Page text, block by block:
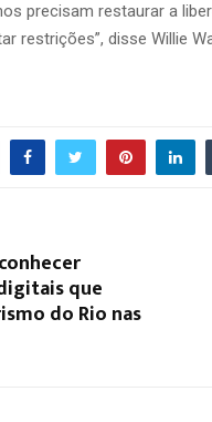
precisam restaurar a
restrições”, disse Willie
que
do Rio nas